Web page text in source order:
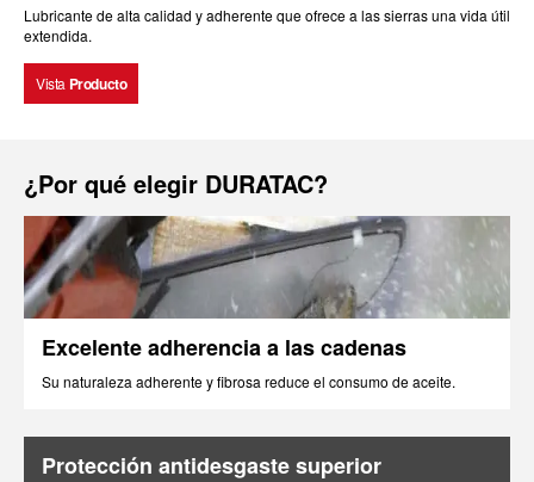
Lubricante de alta calidad y adherente que ofrece a las sierras una vida útil
extendida.
Vista Producto
¿Por qué elegir DURATAC?
Excelente adherencia a las cadenas
Su naturaleza adherente y fibrosa reduce el consumo de aceite.
Protección antidesgaste superior